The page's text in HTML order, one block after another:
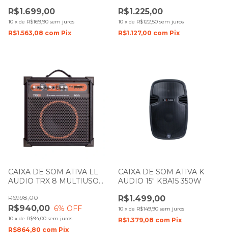
R$1.699,00
10 x de R$169,90 sem juros
R$1.563,08 com Pix
R$1.225,00
10 x de R$122,50 sem juros
R$1.127,00 com Pix
CAIXA DE SOM ATIVA LL
AUDIO TRX 8 MULTIUSO
R$940,00
R$998,00
6% OFF
10 x de R$94,00 sem juros
R$864,80 com Pix
CAIXA DE SOM ATIVA K
AUDIO 15" KBA15 350W
R$1.499,00
10 x de R$149,90 sem juros
R$1.379,08 com Pix